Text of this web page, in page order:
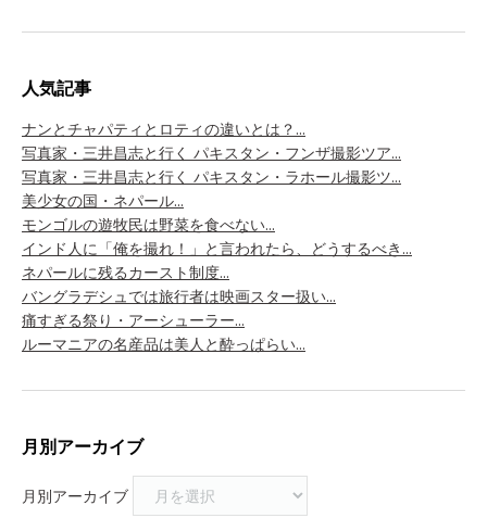
人気記事
ナンとチャパティとロティの違いとは？...
写真家・三井昌志と行く パキスタン・フンザ撮影ツア...
写真家・三井昌志と行く パキスタン・ラホール撮影ツ...
美少女の国・ネパール...
モンゴルの遊牧民は野菜を食べない...
インド人に「俺を撮れ！」と言われたら、どうするべき...
ネパールに残るカースト制度...
バングラデシュでは旅行者は映画スター扱い...
痛すぎる祭り・アーシューラー...
ルーマニアの名産品は美人と酔っぱらい...
月別アーカイブ
月別アーカイブ